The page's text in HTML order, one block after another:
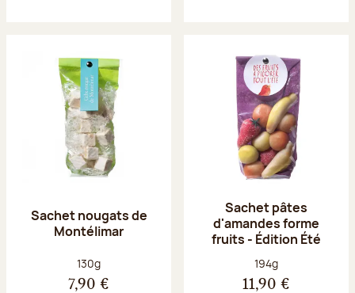
Sachet nougats de
Montélimar
Poids net :
130g
7,90 €
Sachet pâtes
d'amandes forme
fruits - Édition Été
Poids net :
194g
11,90 €